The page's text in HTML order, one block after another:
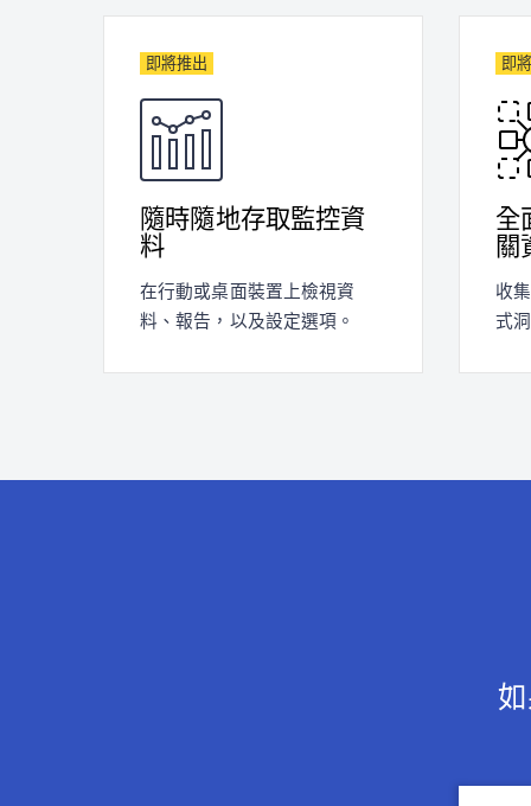
即將推出
隨時隨地存取監控資
料
在行動或桌面裝置上檢視資
料、報告，以及設定選項。
即
全
關
收
式